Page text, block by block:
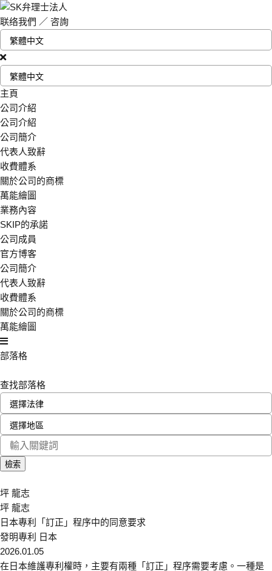
联络我們 ／ 咨詢
主頁
公司介紹
公司介紹
公司簡介
代表人致辭
收費體系
關於公司的商標
萬能繪圖
業務內容
SKIP的承諾
公司成員
官方博客
公司簡介
代表人致辭
收費體系
關於公司的商標
萬能繪圖
部落格
查找部落格
坪 龍志
坪 龍志
日本專利「訂正」程序中的同意要求
發明專利
日本
2026.01.05
在日本維護專利權時，主要有兩種「訂正」程序需要考慮。一種是